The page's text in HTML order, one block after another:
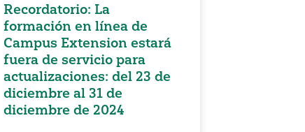
Recordatorio: La
formación en línea de
Campus Extension estará
fuera de servicio para
actualizaciones: del 23 de
diciembre al 31 de
diciembre de 2024